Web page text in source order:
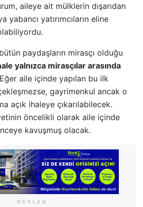
aileye ait mülklerin dışarıdan
yabancı yatırımcıların eline
paydaşların mirasçı olduğu
yalnızca mirasçılar arasında
aile içinde yapılan bu ilk
gayrimenkul ancak o
açık ihaleye çıkarılabilecek.
öncelikli olarak aile içinde
kavuşmuş olacak.
REKLAM